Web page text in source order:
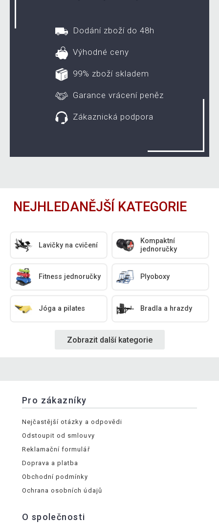
Dodání zboží do 48h
Výhodné ceny
99% zboží skladem
Garance vrácení peněz
Zákaznická podpora
NEJHLEDANĚJŠÍ KATEGORIE
Lavičky na cvičení
Kompaktní
jednoručky
Fitness jednoručky Plyoboxy
Jóga a pilates Bradla a hrazdy
Zobrazit další kategorie
Pro zákazníky
Nejčastější otázky a odpovědi
Odstoupit od smlouvy
Reklamační formulář
Doprava a platba
Obchodní podmínky
Ochrana osobních údajů
O společnosti